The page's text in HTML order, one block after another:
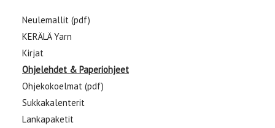
Neulemallit (pdf)
KERÄLÄ Yarn
Kirjat
Ohjelehdet & Paperiohjeet
Ohjekokoelmat (pdf)
Sukkakalenterit
Lankapaketit